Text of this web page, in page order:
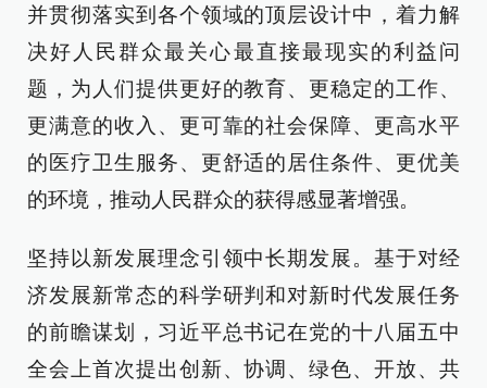
并贯彻落实到各个领域的顶层设计中，着力解
决好人民群众最关心最直接最现实的利益问
题，为人们提供更好的教育、更稳定的工作、
更满意的收入、更可靠的社会保障、更高水平
的医疗卫生服务、更舒适的居住条件、更优美
的环境，推动人民群众的获得感显著增强。
坚持以新发展理念引领中长期发展。基于对经
济发展新常态的科学研判和对新时代发展任务
的前瞻谋划，习近平总书记在党的十八届五中
全会上首次提出创新、协调、绿色、开放、共